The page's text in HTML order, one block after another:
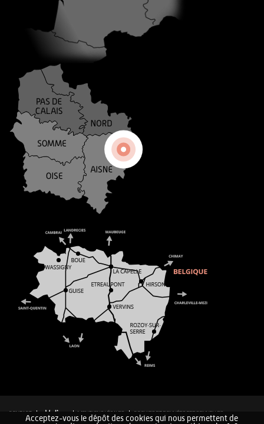
CONTACT MENTIONS LÉGALES
COOKIES ET DONNÉES PERSONNELLES
Acceptez-vous le dépôt des cookies qui nous permettent de